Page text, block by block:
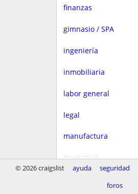
finanzas
gimnasio / SPA
ingeniería
inmobiliaria
labor general
legal
manufactura
marketing
© 2026 craigslist ayuda seguridad
foros